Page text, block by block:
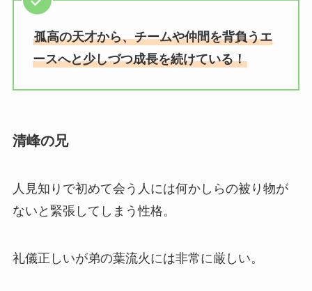
孤高の天才から、チームや仲間を背負うエ
ースへと少しづつ成長を続けている！
清峰の兄
人見知りで初めて会う人には何かしらの被り物が
ないと緊張してしまう性格。
礼儀正しいが弟の葉流火には非常に厳しい。